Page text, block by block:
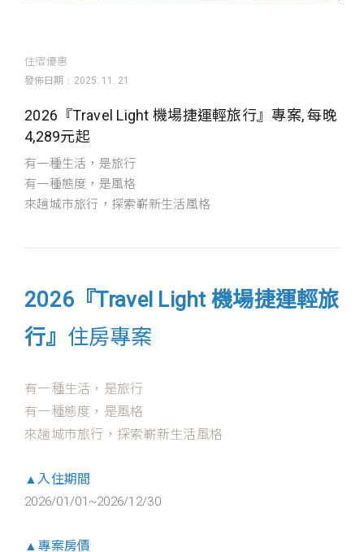
住宿優惠
發佈日期 2025. 11. 21
2026『Travel Light 機場捷運輕旅行』專案, 每晚
4,289元起
有一種生活，是旅行
有一種態度，是風格
來趟城市旅行，探索嶄新生活風格
2026『Travel Light 機場捷運輕旅
行』 住房專案
有一種生活，是旅行
有一種態度，是風格
來趟城市旅行，探索嶄新生活風格
▲入住期間
2026/01/01~2026/12/30
▲專案房價